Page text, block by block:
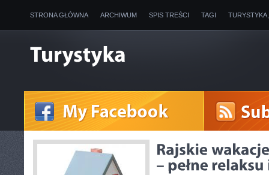
STRONA GŁÓWNA ARCHIWUM SPIS TREŚCI TAGI